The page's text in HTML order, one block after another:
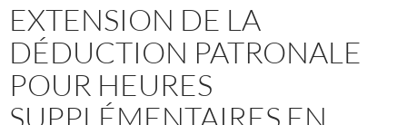
EXTENSION DE LA
DÉDUCTION PATRONALE
POUR HEURES
SUPPLÉMENTAIRES EN